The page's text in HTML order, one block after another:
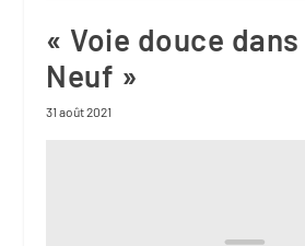
« Voie douce
Neuf »
31 août 2021